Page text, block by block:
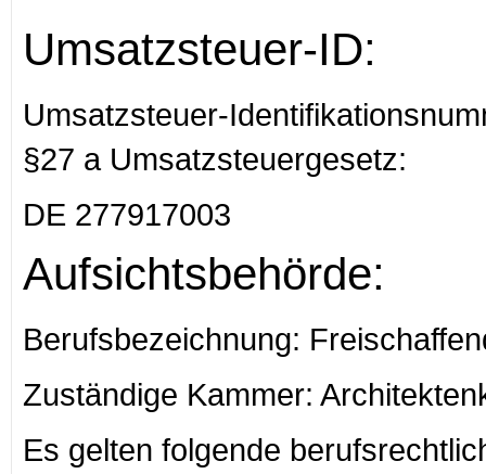
Umsatzsteuer-ID:
Umsatzsteuer-
§27 a Umsatzsteuergesetz:
DE 277917003
Aufsichtsbehörde:
Berufsbezeichnung:
Zuständige Kammer:
Es gelten folgende